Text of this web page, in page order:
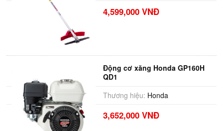
4,599,000 VNĐ
Động cơ xăng Honda GP160H
QD1
Thương hiệu: Honda
3,652,000 VNĐ